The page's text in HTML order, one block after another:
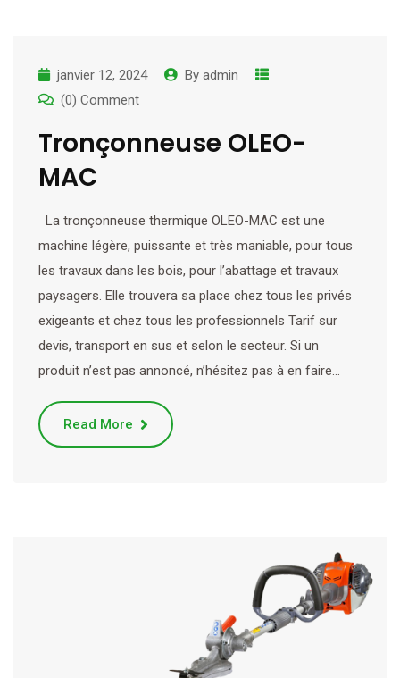
janvier 12, 2024 By admin
(0) Comment
Tronçonneuse OLEO-
MAC
La tronçonneuse thermique OLEO-MAC est une
machine légère, puissante et très maniable, pour tous
les travaux dans les bois, pour l’abattage et travaux
paysagers. Elle trouvera sa place chez tous les privés
exigeants et chez tous les professionnels Tarif sur
devis, transport en sus et selon le secteur. Si un
produit n’est pas annoncé, n’hésitez pas à en faire…
Read More